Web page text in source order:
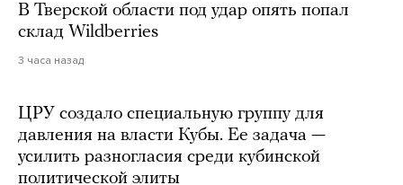
В Тверской области под удар опять попал
склад Wildberries
3 часа назад
ЦРУ создало специальную группу для
давления на власти Кубы. Ее задача —
усилить разногласия среди кубинской
политической элиты